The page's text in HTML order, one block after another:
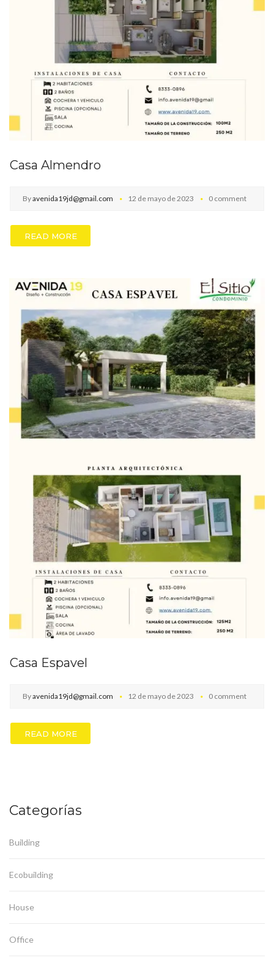
Casa Almendro
Byavenida19jd@gmail.com 12 de mayo de 2023 0 comment
READ MORE
Casa Espavel
Byavenida19jd@gmail.com 12 de mayo de 2023 0 comment
READ MORE
Categorías
Building
Ecobuilding
House
Office